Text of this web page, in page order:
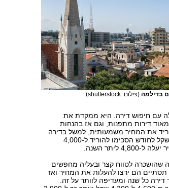
בדילמה (צילום: shutterstock)
עם חיפוש דירה. היא ממקדת את
דירות מתפנות, וגם אז בהנחות
את המחיר משמעותית, למשל בדירה
אחת שבה דמי השכירות עמדו על 5,800 שקל לחודש הסכימו להוריד ל-4,000
ליתר השנה.
שהושכרה לטווח קצר ובעליה מחפשים
הם ירצו להעלות את המחיר ואז
דירה כל שנה ומעדיפה לוותר על זה.